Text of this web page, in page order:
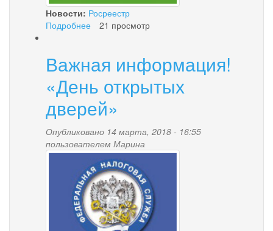
предметов
Новости: Росреестр
Подробнее
1
марта
2018
года
заканчивается
амнистия»
для
индивидуальных
жилых
домов
21 просмотр
Важная информация!
«День открытых
дверей»
Опубликовано 14 марта, 2018 - 16:55
пользователем Марина
nalogovaya.png